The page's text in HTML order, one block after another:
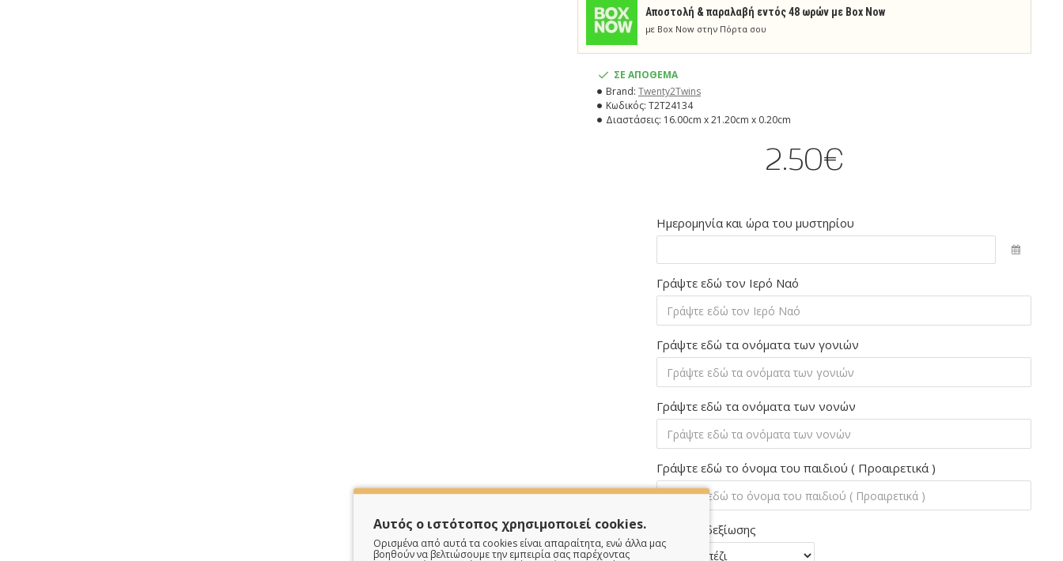
Aποστολή & παραλαβή εντός 48 ωρών με Box Now
με Box Now στην Πόρτα σου
ΣΕ ΑΠΟΘΕΜΑ
Brand: Twenty2Τwins
Κωδικός: T2T24134
Διαστάσεις: 16.00cm x 21.20cm x 0.20cm
2.50€
Ημερομηνία και ώρα του μυστηρίου
Γράψτε εδώ τον Ιερό Ναό
Γράψτε εδώ τα ονόματα των γονιών
Γράψτε εδώ τα ονόματα των νονών
Γράψτε εδώ το όνομα του παιδιού ( Προαιρετικά )
Τραπέζι δεξίωσης
Αυτός ο ιστότοπος χρησιμοποιεί cookies.
Ορισμένα από αυτά τα cookies είναι απαραίτητα, ενώ άλλα μας
βοηθούν να βελτιώσουμε την εμπειρία σας παρέχοντας